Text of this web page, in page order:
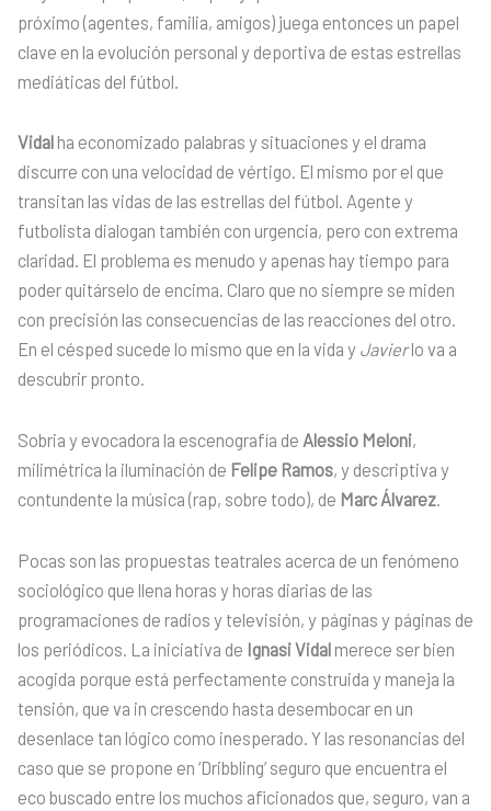
próximo (agentes, familia, amigos) juega entonces un papel
clave en la evolución personal y deportiva de estas estrellas
mediáticas del fútbol.
Vidal ha economizado palabras y situaciones y el drama
discurre con una velocidad de vértigo. El mismo por el que
transitan las vidas de las estrellas del fútbol. Agente y
futbolista dialogan también con urgencia, pero con extrema
claridad. El problema es menudo y apenas hay tiempo para
poder quitárselo de encima. Claro que no siempre se miden
con precisión las consecuencias de las reacciones del otro.
En el césped sucede lo mismo que en la vida y Javierlo va a
descubrir pronto.
Sobria y evocadora la escenografía de Alessio Meloni,
milimétrica la iluminación de Felipe Ramos, y descriptiva y
contundente la música (rap, sobre todo), de Marc Álvarez.
Pocas son las propuestas teatrales acerca de un fenómeno
sociológico que llena horas y horas diarias de las
programaciones de radios y televisión, y páginas y páginas de
los periódicos. La iniciativa de Ignasi Vidal merece ser bien
acogida porque está perfectamente construida y maneja la
tensión, que va in crescendo hasta desembocar en un
desenlace tan lógico como inesperado. Y las resonancias del
caso que se propone en ‘Dribbling’ seguro que encuentra el
eco buscado entre los muchos aficionados que, seguro, van a